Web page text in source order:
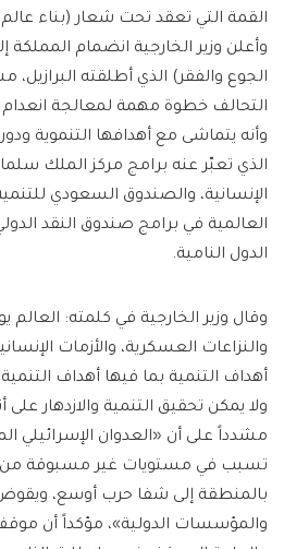
القمة التي تعقد تحت شعار (بناء
وأعلن وزير الخارجية انضمام المملكة
الجوع والفقر) الذي أطلقته البرازيل،
التحالف خطوة مهمة لمعالجة انعدام
وأنه يتماشى مع أهدافها التنموية
الذي تعبّر عنه برامج مركز الملك
الإنسانية، والصندوق السعودي
العالمية في برامج صندوق النقد
الدول النامية.
وقال وزير الخارجية في كلمته: العالم
والنزاعات العسكرية، والأزمات
ولا يمكن تحقيق التنمية والازدهار
مشدداً على أن «العدوان الإسرائيلي
تسبب في مستويات غير مسبوقة من
بالمنطقة إلى شفا حرب أوسع،
والمؤسسات الدولية»، مؤكداً أن